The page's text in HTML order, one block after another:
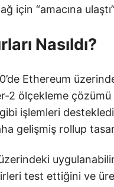
için “amacına
Nasıldı?
Ethereum
2 ölçekleme
işlemleri
gelişmiş rollup
test ettiğini ve